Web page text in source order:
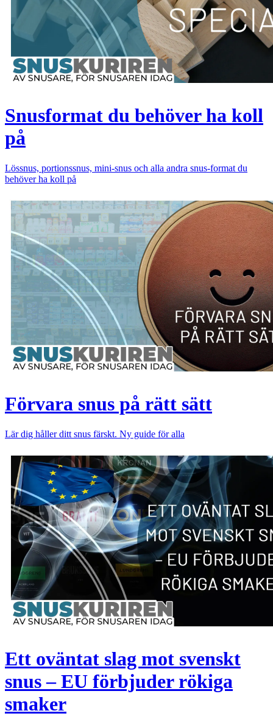
Snusformat du behöver ha koll
på
Lössnus, portionssnus, mini-snus och alla andra snus-format du
behöver ha koll på
Förvara snus på rätt sätt
Lär dig håller ditt snus färskt. Ny guide för alla
Ett oväntat slag mot svenskt
snus – EU förbjuder rökiga
smaker